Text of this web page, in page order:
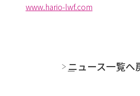
www.hario-lwf.com
ニュース一覧へ